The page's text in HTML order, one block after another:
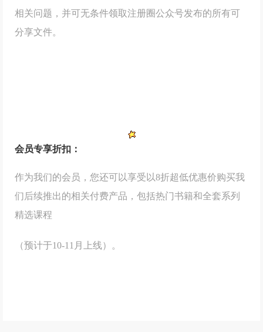
相关问题，并可无条件领取注册圈公众号发布的所有可
分享文件。
会员专享折扣：
作为我们的会员，您还可以享受以8折超低优惠价购买我
们后续推出的相关付费产品，包括热门书籍和全套系列
精选课程
（预计于10-11月上线）。